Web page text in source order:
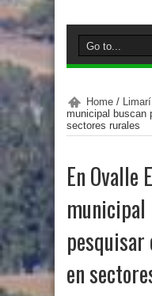
Home / Limarí
municipal buscan
sectores rurales
En Ovalle
municipal
pesquisar
en